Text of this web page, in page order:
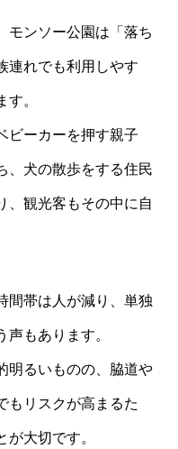
モンソー公園は「落ち
連れでも利用しやす
。
ビーカーを押す親子
、犬の散歩をする住民
、観光客もその中に自
間帯は人が減り、単独
もあります。
明るいものの、脇道や
もリスクが高まるた
大切です。